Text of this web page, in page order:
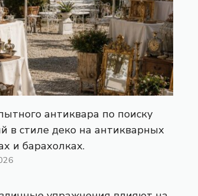
антиквара по поиску
в стиле деко на антикварных
и барахолках.